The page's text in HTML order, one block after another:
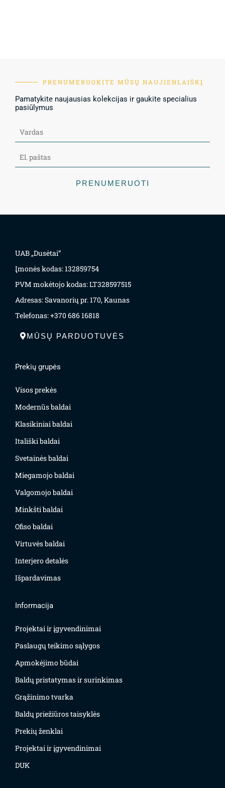
PRENUMERUOKITE MŪSŲ NAUJIENLAIŠKĮ
Pamatykite naujausias kolekcijas ir gaukite specialius
pasiūlymus
PRENUMERUOTI
UAB „Dusėtai“
Įmonės kodas: 132859754
PVM mokėtojo kodas: LT328597515
Adresas: Savanorių pr. 170, Kaunas
Telefonas: +370 686 16818
MŪSŲ PARDUOTUVĖS
Prekių grupės
Visos prekės
Modernūs baldai
Klasikiniai baldai
Itališki baldai
Svetainės baldai
Miegamojo baldai
Valgomojo baldai
Minkšti baldai
Ofiso baldai
Virtuvės baldai
Interjero detalės
Išpardavimas
Informacija
Projektai ir įgyvendinimai
Paslaugų teikimo sąlygos
Apmokėjimo būdai
Baldų pristatymas ir surinkimas
Grąžinimo tvarka
Baldų priežiūros taisyklės
Prekių ženklai
Projektai ir įgyvendinimai
DUK